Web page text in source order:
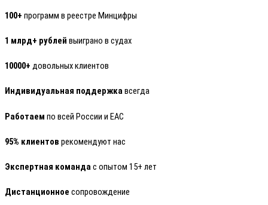
100+ программ в реестре Минцифры
1 млрд+ рублей выиграно в судах
10000+ довольных клиентов
Индивидуальная поддержкавсегда
Работаем по всей России и ЕАС
95% клиентов рекомендуют нас
Экспертная командас опытом 15+ лет
Дистанционное сопровождение